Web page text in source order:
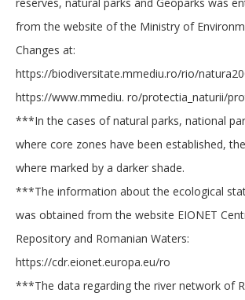
from the website of the Ministry of
Changes at:
https://biodiversitate.mmediu.ro/rio/
https://www.mmediu. ro/protectia_naturii/
***In the cases of natural parks, national
where core zones have been established,
where marked by a darker shade.
***The information about the ecological
was obtained from the website EIONET
Repository and Romanian Waters:
https://cdr.eionet.europa.eu/ro
***The data regarding the river network of